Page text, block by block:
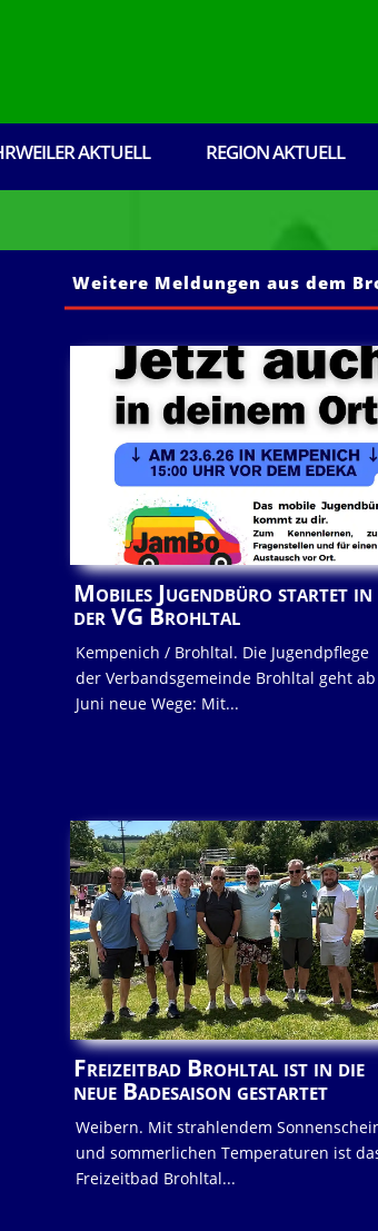
AKTUELL REGION AKTUELL
aus dem Brohltal:
Weitere Meldungen aus dem
Mobiles Jugendbüro startet in
der VG Brohltal
Kempenich / Brohltal. Die Jugendpflege
der Verbandsgemeinde Brohltal geht ab
Juni neue Wege: Mit...
Freizeitbad Brohltal ist in die
neue Badesaison gestartet
Weibern. Mit strahlendem
und sommerlichen Temperaturen ist
Freizeitbad Brohltal...